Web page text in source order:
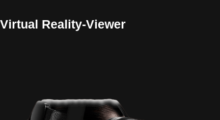
Virtual Reality-Viewer